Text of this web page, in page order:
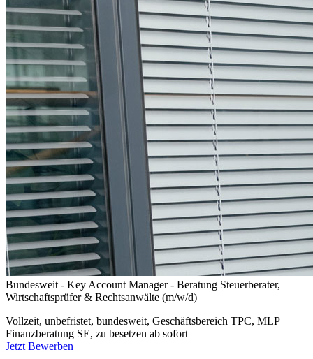
Bundesweit - Key Account Manager - Beratung Steuerberater,
Wirtschaftsprüfer & Rechtsanwälte (m/w/d)
Vollzeit, unbefristet, bundesweit, Geschäftsbereich TPC, MLP
Finanzberatung SE, zu besetzen ab sofort
Jetzt Bewerben